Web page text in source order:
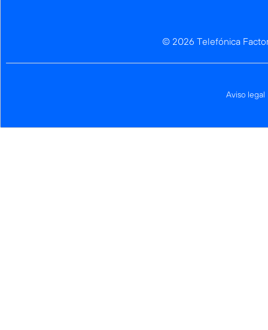
© 2026 Telefónica
Aviso legal